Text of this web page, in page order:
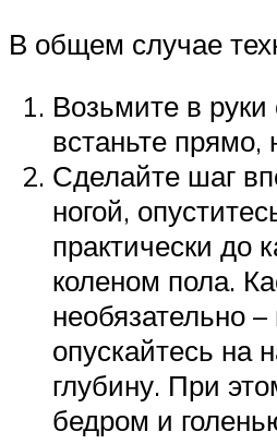
В общем случае
Возьмите в
встаньте прямо,
Сделайте шаг
ногой,
практически до
коленом пола.
необязательно –
опускайтесь на
глубину. При
бедром и